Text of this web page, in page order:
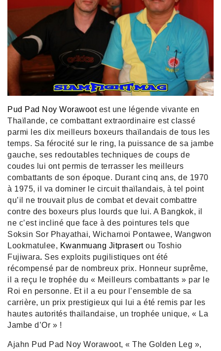
Pud Pad Noy Worawoot est une légende vivante en
Thaïlande, ce combattant extraordinaire est classé
parmi les dix meilleurs boxeurs thaïlandais de tous les
temps. Sa férocité sur le ring, la puissance de sa jambe
gauche, ses redoutables techniques de coups de
coudes lui ont permis de terrasser les meilleurs
combattants de son époque. Durant cinq ans, de 1970
à 1975, il va dominer le circuit thaïlandais, à tel point
qu’il ne trouvait plus de combat et devait combattre
contre des boxeurs plus lourds que lui. A Bangkok, il
ne c’est incliné que face à des pointures tels que
Soksin Sor Phayathai, Wicharnoi Pontawee, Wangwon
Lookmatulee, Kwanmuang Jitprasert ou Toshio
Fujiwara. Ses exploits pugilistiques ont été
récompensé par de nombreux prix. Honneur suprême,
il a reçu le trophée du « Meilleurs combattants » par le
Roi en personne. Et il a eu pour l’ensemble de sa
carrière, un prix prestigieux qui lui a été remis par les
hautes autorités thaïlandaise, un trophée unique, « La
Jambe d’Or » !
Ajahn Pud Pad Noy Worawoot, « The Golden Leg »,